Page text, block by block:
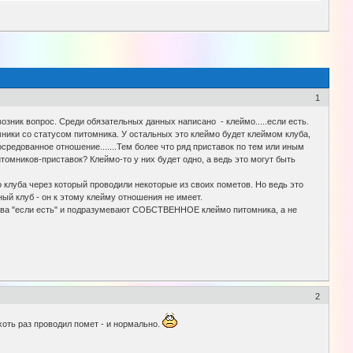
1
вопрос. Среди обязательных данных написано - клеймо.....если есть.
со статусом питомника. У остальных это клеймо будет клеймом клуба,
отношение.......Тем более что ряд приставок по тем или иным
приставок? Клеймо-то у них будет одно, а ведь это могут быть
через который проводили некоторые из своих пометов. Но ведь это
клуб - он к этому клейму отношения не имеет.
"если есть" и подразумевают СОБСТВЕННОЕ клеймо питомника, а не
2
раз проводил помет - и нормально.